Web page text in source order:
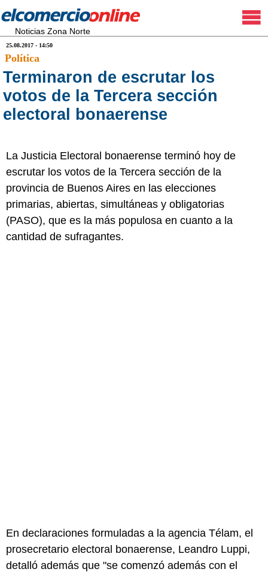
Noticias Zona Norte
25.08.2017 - 14:50
Política
Terminaron de escrutar los
votos de la Tercera sección
electoral bonaerense
La Justicia Electoral bonaerense terminó hoy de
escrutar los votos de la Tercera sección de la
provincia de Buenos Aires en las elecciones
primarias, abiertas, simultáneas y obligatorias
(PASO), que es la más populosa en cuanto a la
cantidad de sufragantes.
En declaraciones formuladas a la agencia Télam, el
prosecretario electoral bonaerense, Leandro Luppi,
detalló además que "se comenzó además con el